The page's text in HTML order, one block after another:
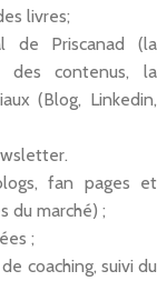
livres;
de Priscanad (la
des contenus, la
(Blog, Linkedin,
fan pages et
du marché) ;
;
coaching, suivi du